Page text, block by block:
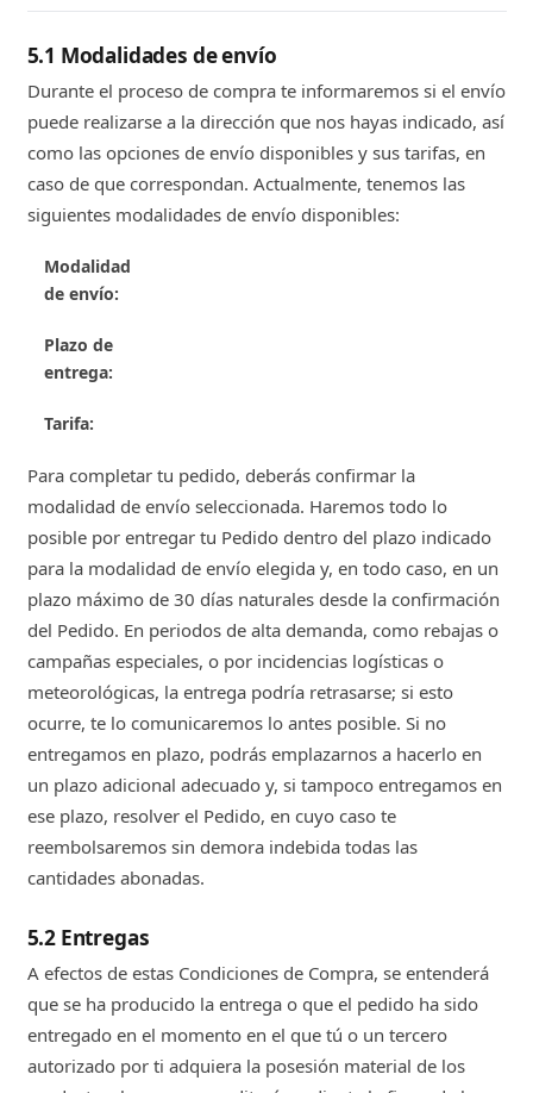
5.1 Modalidades de envío
Durante el proceso de compra te informaremos si el envío
puede realizarse a la dirección que nos hayas indicado, así
como las opciones de envío disponibles y sus tarifas, en
caso de que correspondan. Actualmente, tenemos las
siguientes modalidades de envío disponibles:
Para completar tu pedido, deberás confirmar la
modalidad de envío seleccionada. Haremos todo lo
posible por entregar tu Pedido dentro del plazo indicado
para la modalidad de envío elegida y, en todo caso, en un
plazo máximo de 30 días naturales desde la confirmación
del Pedido. En periodos de alta demanda, como rebajas o
campañas especiales, o por incidencias logísticas o
meteorológicas, la entrega podría retrasarse; si esto
ocurre, te lo comunicaremos lo antes posible. Si no
entregamos en plazo, podrás emplazarnos a hacerlo en
un plazo adicional adecuado y, si tampoco entregamos en
ese plazo, resolver el Pedido, en cuyo caso te
reembolsaremos sin demora indebida todas las
cantidades abonadas.
5.2 Entregas
A efectos de estas Condiciones de Compra, se entenderá
que se ha producido la entrega o que el pedido ha sido
entregado en el momento en el que tú o un tercero
autorizado por ti adquiera la posesión material de los